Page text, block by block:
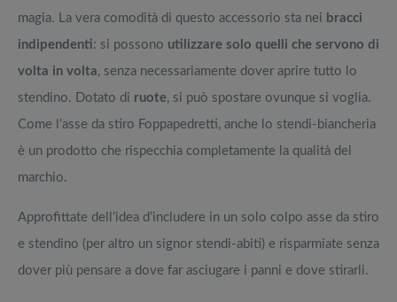
magia. La vera comodità di questo accessorio sta nei bracci
indipendenti: si possono utilizzare solo quelli che servono di
volta in volta, senza necessariamente dover aprire tutto lo
stendino. Dotato di ruote, si può spostare ovunque si voglia.
Come l’asse da stiro Foppapedretti, anche lo stendi-biancheria
è un prodotto che rispecchia completamente la qualità del
marchio.
Approfittate dell’idea d’includere in un solo colpo asse da stiro
e stendino (per altro un signor stendi-abiti) e risparmiate senza
dover più pensare a dove far asciugare i panni e dove stirarli.